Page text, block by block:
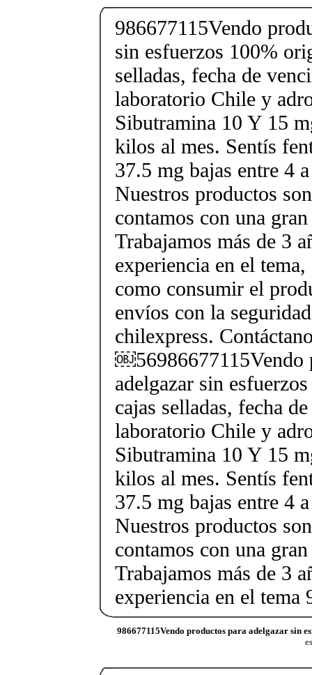
986677115Vendo
sin esfuerzos 100%
selladas, fecha de
laboratorio Chile y
Sibutramina 10 Y 15
kilos al mes. Sentís
37.5 mg bajas entre 4
Nuestros productos
contamos con una
Trabajamos más de 3
experiencia en el
como consumir el
envíos con la
chilexpress.
￼56986677115Vendo
adelgazar sin
cajas selladas, fecha
laboratorio Chile y
Sibutramina 10 Y 15
kilos al mes. Sentís
37.5 mg bajas entre 4
Nuestros productos
contamos con una
Trabajamos más de 3
experiencia en el tema
986677115Vendo productos para adelgazar sin